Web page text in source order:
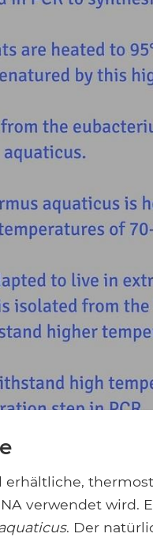
verwendet wird.
. Der